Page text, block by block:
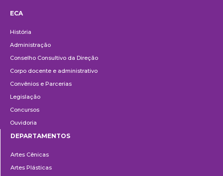
ECA
História
Administração
Conselho Consultivo da Direção
Corpo docente e administrativo
Convênios e Parcerias
Legislação
Concursos
Ouvidoria
DEPARTAMENTOS
Artes Cênicas
Artes Plásticas